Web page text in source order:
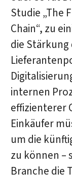
Studie „The
Chain“, zu
die
internen
effizienterer
Einkäufer
um die
zu können –
Branche die